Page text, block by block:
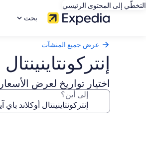
التخطّي إلى المحتوى الرئيسي
بحث
عرض جميع المنشآت
اختيار تواريخ لعرض الأسعار
إلى أين؟